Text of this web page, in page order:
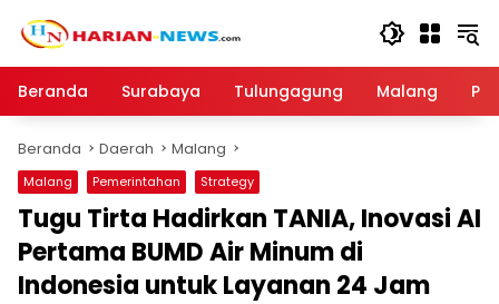
Beranda
Surabaya Tulungagung Malang
Beranda Daerah Malang
Malang Pemerintahan Strategy
Tugu Tirta Hadirkan TANIA, Inovasi AI
Pertama BUMD Air Minum di
Indonesia untuk Layanan 24 Jam